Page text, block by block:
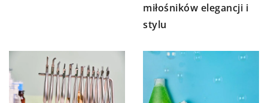
miłośników elegancji i
stylu